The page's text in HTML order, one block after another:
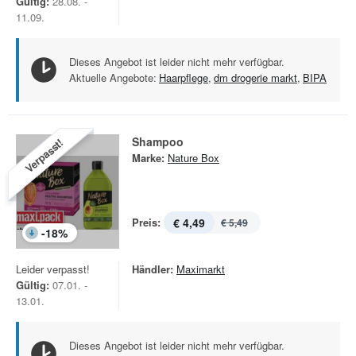
11.09.
Dieses Angebot ist leider nicht mehr verfügbar.
Aktuelle Angebote: Haarpflege, dm drogerie markt, BIPA
Verpasst!
-18%
Shampoo
Marke: Nature Box
Preis: € 4,49 € 5,49
Leider verpasst!
Gültig: 07.01. -
13.01.
Händler: Maximarkt
Dieses Angebot ist leider nicht mehr verfügbar.